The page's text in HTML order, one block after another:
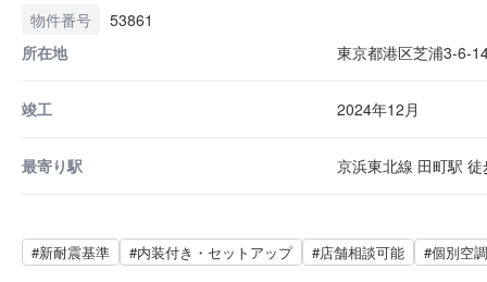
物件番号
53861
所在地
東京都港区芝浦3-6-
竣工 2024年12月
最寄り駅 京浜東北線 田町駅
#新耐震基準 #内装付き・セットアップ #店舗相談可能 #個別空調